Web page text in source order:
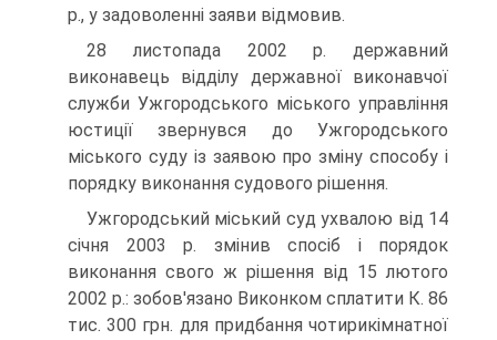
р., у задоволенні заяви відмовив.
28 листопада 2002 р. державний
виконавець відділу державної виконавчої
служби Ужгородського міського управління
юстиції звернувся до Ужгородського
міського суду із заявою про зміну способу і
порядку виконання судового рішення.
Ужгородський міський суд ухвалою від 14
січня 2003 р. змінив спосіб і порядок
виконання свого ж рішення від 15 лютого
2002 р.: зобов'язано Виконком сплатити К. 86
тис. 300 грн. для придбання чотирикімнатної